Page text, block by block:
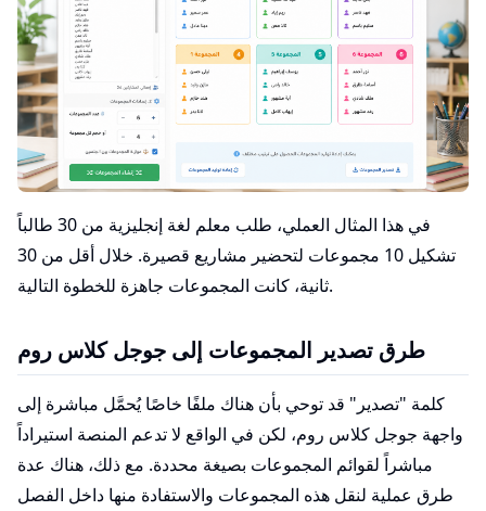
في هذا المثال العملي، طلب معلم لغة إنجليزية من 30 طالباً
تشكيل 10 مجموعات لتحضير مشاريع قصيرة. خلال أقل من 30
ثانية، كانت المجموعات جاهزة للخطوة التالية.
طرق تصدير المجموعات إلى جوجل كلاس روم
كلمة "تصدير" قد توحي بأن هناك ملفًا خاصًا يُحمَّل مباشرة إلى
واجهة جوجل كلاس روم، لكن في الواقع لا تدعم المنصة استيراداً
مباشراً لقوائم المجموعات بصيغة محددة. مع ذلك، هناك عدة
طرق عملية لنقل هذه المجموعات والاستفادة منها داخل الفصل